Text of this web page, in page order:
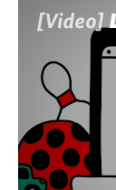
[Video]